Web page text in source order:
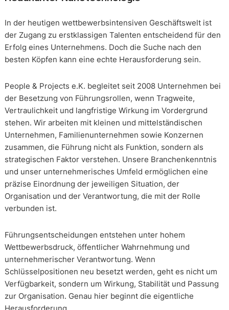
In der heutigen wettbewerbsintensiven Geschäftswelt ist
der Zugang zu erstklassigen Talenten entscheidend für den
Erfolg eines Unternehmens. Doch die Suche nach den
besten Köpfen kann eine echte Herausforderung sein.
People & Projects e.K. begleitet seit 2008 Unternehmen bei
der Besetzung von Führungsrollen, wenn Tragweite,
Vertraulichkeit und langfristige Wirkung im Vordergrund
stehen. Wir arbeiten mit kleinen und mittelständischen
Unternehmen, Familienunternehmen sowie Konzernen
zusammen, die Führung nicht als Funktion, sondern als
strategischen Faktor verstehen. Unsere Branchenkenntnis
und unser unternehmerisches Umfeld ermöglichen eine
präzise Einordnung der jeweiligen Situation, der
Organisation und der Verantwortung, die mit der Rolle
verbunden ist.
Führungsentscheidungen entstehen unter hohem
Wettbewerbsdruck, öffentlicher Wahrnehmung und
unternehmerischer Verantwortung. Wenn
Schlüsselpositionen neu besetzt werden, geht es nicht um
Verfügbarkeit, sondern um Wirkung, Stabilität und Passung
zur Organisation. Genau hier beginnt die eigentliche